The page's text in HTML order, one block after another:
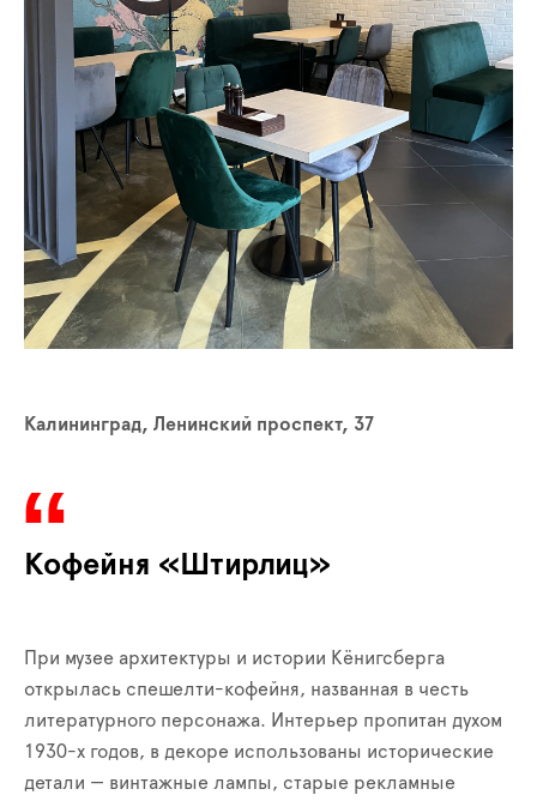
Калининград, Ленинский проспект, 37
Кофейня «Штирлиц»
При музее архитектуры и истории Кёнигсберга
открылась спешелти-кофейня, названная в честь
литературного персонажа. Интерьер пропитан духом
1930-х годов, в декоре использованы исторические
детали — винтажные лампы, старые рекламные